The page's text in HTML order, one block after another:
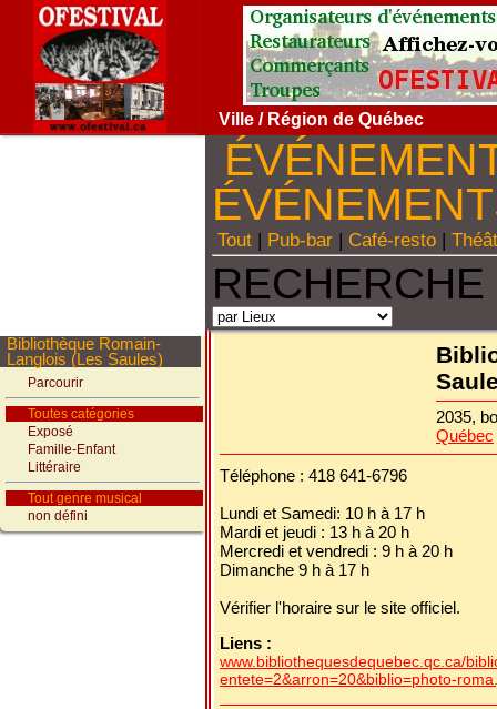
Ville / Région de Québec
Bibliothèque Romain-
Langlois (Les Saules)
Parcourir
Toutes catégories
Exposé
Famille-Enfant
Littéraire
Tout genre musical
non défini
Tout | Pub-bar | Café-resto |
2035,
Québec
Téléphone : 418 641-6796
Lundi et Samedi: 10 h à 17 h
Mardi et jeudi : 13 h à 20 h
Mercredi et vendredi : 9 h à 20 h
Dimanche 9 h à 17 h
Vérifier l'horaire sur le site officiel.
Liens :
www.bibliothequesdequebec.qc.ca/
entete=2&arron=20&biblio=photo-